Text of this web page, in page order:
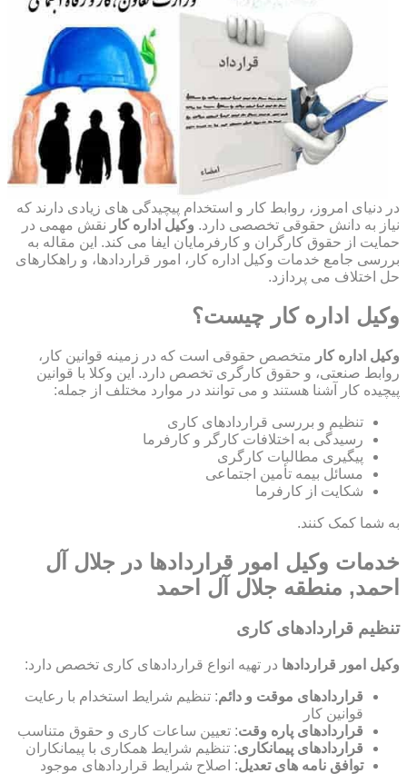
در دنیای امروز، روابط کار و استخدام پیچیدگی های زیادی دارند که
نیاز به دانش حقوقی تخصصی دارد. وکیل اداره کار نقش مهمی در
حمایت از حقوق کارگران و کارفرمایان ایفا می کند. این مقاله به
بررسی جامع خدمات وکیل اداره کار، امور قراردادها، و راهکارهای
حل اختلاف می پردازد.
وکیل اداره کار چیست؟
وکیل اداره کار متخصص حقوقی است که در زمینه قوانین کار،
روابط صنعتی، و حقوق کارگری تخصص دارد. این وکلا با قوانین
پیچیده کار آشنا هستند و می توانند در موارد مختلف از جمله:
تنظیم و بررسی قراردادهای کاری
رسیدگی به اختلافات کارگر و کارفرما
پیگیری مطالبات کارگری
مسائل بیمه تأمین اجتماعی
شکایت از کارفرما
به شما کمک کنند.
خدمات وکیل امور قراردادها در جلال آل
احمد, منطقه جلال آل احمد
تنظیم قراردادهای کاری
وکیل امور قراردادها در تهیه انواع قراردادهای کاری تخصص دارد:
قراردادهای موقت و دائم: تنظیم شرایط استخدام با رعایت
قوانین کار
قراردادهای پاره وقت: تعیین ساعات کاری و حقوق متناسب
قراردادهای پیمانکاری: تنظیم شرایط همکاری با پیمانکاران
توافق نامه های تعدیل: اصلاح شرایط قراردادهای موجود